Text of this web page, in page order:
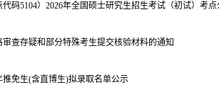
码5104）2026年全国硕士研究生招生考试（初试）考点
审查存疑和部分特殊考生提交核验材料的通知
推免生(含直博生)拟录取名单公示